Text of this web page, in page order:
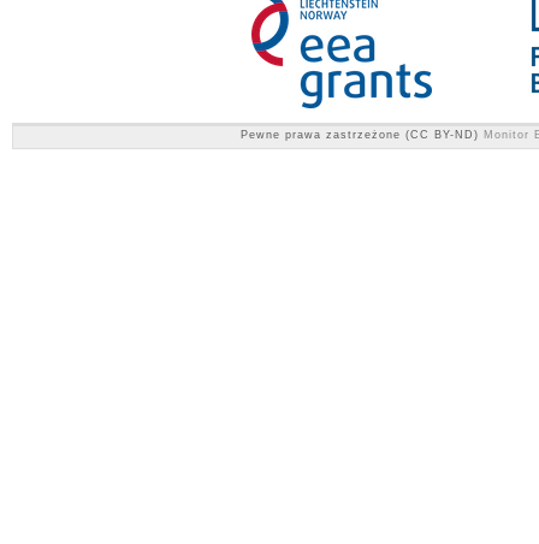
Pewne prawa zastrzeżone (CC BY-ND) Monitor